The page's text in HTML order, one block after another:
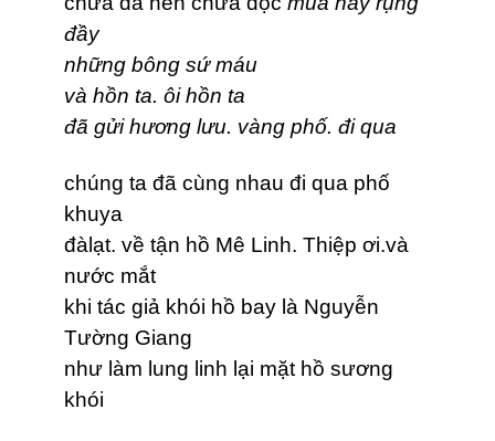
đầy
những bông sứ máu
và hồn ta. ôi hồn ta
đã gửi hương lưu. vàng phố. đi qua
chúng ta đã cùng nhau đi qua phố
khuya
đàlạt. về tận hồ Mê Linh. Thiệp ơi.và
nước mắt
khi tác giả khói hồ bay là Nguyễn
Tường Giang
như làm lung linh lại mặt hồ sương
khói